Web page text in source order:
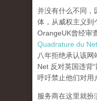
并没有什么不同，
体，从威权主义到
OrangeUK曾经审
Quadrature du Net
八年拒绝承认该
Net 反对英国违背
呼吁禁止他们对用
服务商在这里就扮